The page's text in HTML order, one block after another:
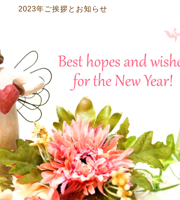
2023年ご挨拶とお知らせ